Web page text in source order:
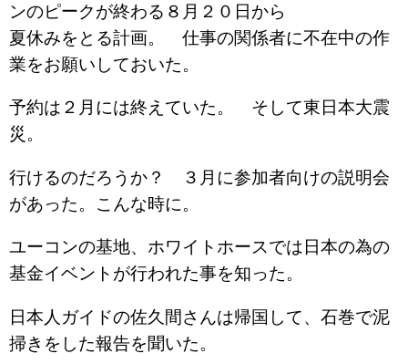
ンのピークが終わる８月２０日から
夏休みをとる計画。 仕事の関係者に不在中の作
業をお願いしておいた。
予約は２月には終えていた。 そして東日本大震
災。
行けるのだろうか？ ３月に参加者向けの説明会
があった。こんな時に。
ユーコンの基地、ホワイトホースでは日本の為の
基金イベントが行われた事を知った。
日本人ガイドの佐久間さんは帰国して、石巻で泥
掃きをした報告を聞いた。